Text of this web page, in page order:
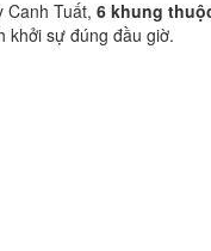
Canh Tuất, 6 khung
khởi sự đúng đầu giờ.